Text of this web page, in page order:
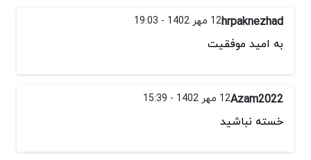
hrpaknezhad12 مهر 1402 - 19:03
به امید موفقیت
Azam202212 مهر 1402 - 15:39
خسته نباشید